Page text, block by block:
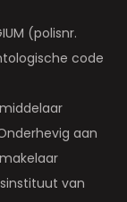
(polisnr.
code
aan
van